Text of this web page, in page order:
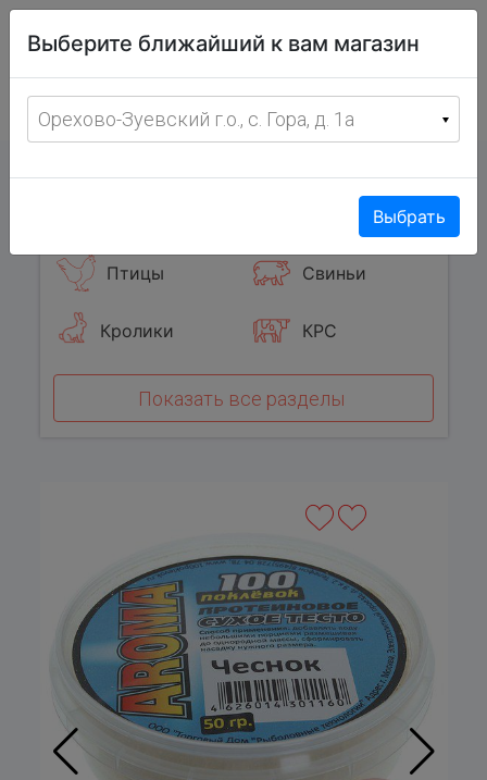
фермерских
товаров
с 8:00 до 19:00 ежедневно
Птицы Свиньи
Кролики КРС
Показать все разделы
Выберите ближайший к вам магазин
Орехово-Зуевский г.о., с. Гора, д. 1а
Выбрать